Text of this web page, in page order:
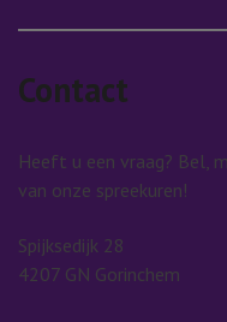
Contact
Heeft u een vraag? Bel,
van onze spreekuren!
Spijksedijk 28
4207 GN Gorinchem